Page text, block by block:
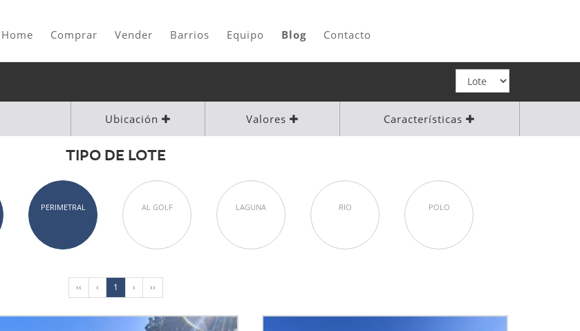
Home Comprar Vender Barrios Equipo Blog Contacto
Ubicación Valores Características
TIPO DE LOTE
PERIMETRAL AL GOLF LAGUNA RIO POLO
‹‹ ‹ 1 › ››